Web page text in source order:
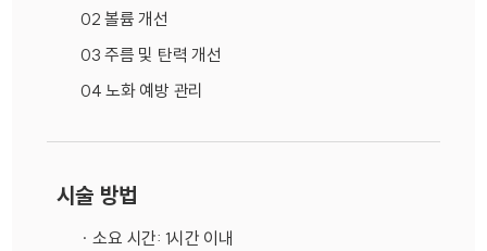
02 볼륨 개선
03 주름 및 탄력 개선
04 노화 예방 관리
시술 방법
· 소요 시간: 1시간 이내